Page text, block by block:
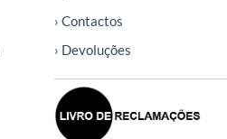
› Contactos
› Devoluções